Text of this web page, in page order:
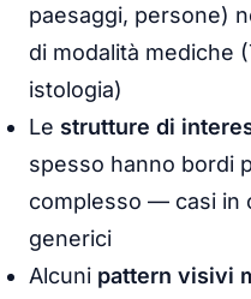
paesaggi, persone)
di modalità mediche
istologia)
Le strutture di
spesso hanno bordi
complesso — casi in
generici
Alcuni pattern visivi